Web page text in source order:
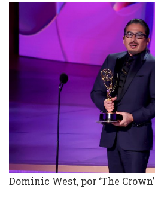
Dominic West, por ‘The Crown’